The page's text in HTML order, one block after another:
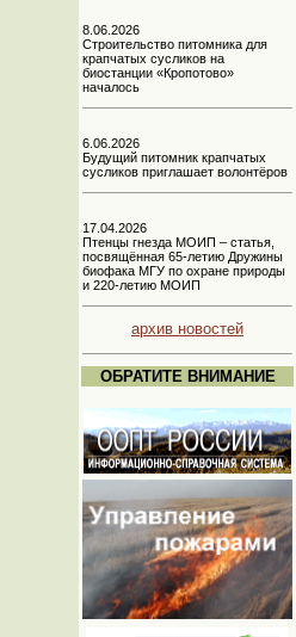
8.06.2026
Строительство питомника для
крапчатых сусликов на
биостанции «Кропотово»
началось
6.06.2026
Будущий питомник крапчатых
сусликов приглашает волонтёров
17.04.2026
Птенцы гнезда МОИП – статья,
посвящённая 65-летию Дружины
биофака МГУ по охране природы
и 220-летию МОИП
архив новостей
ОБРАТИТЕ ВНИМАНИЕ